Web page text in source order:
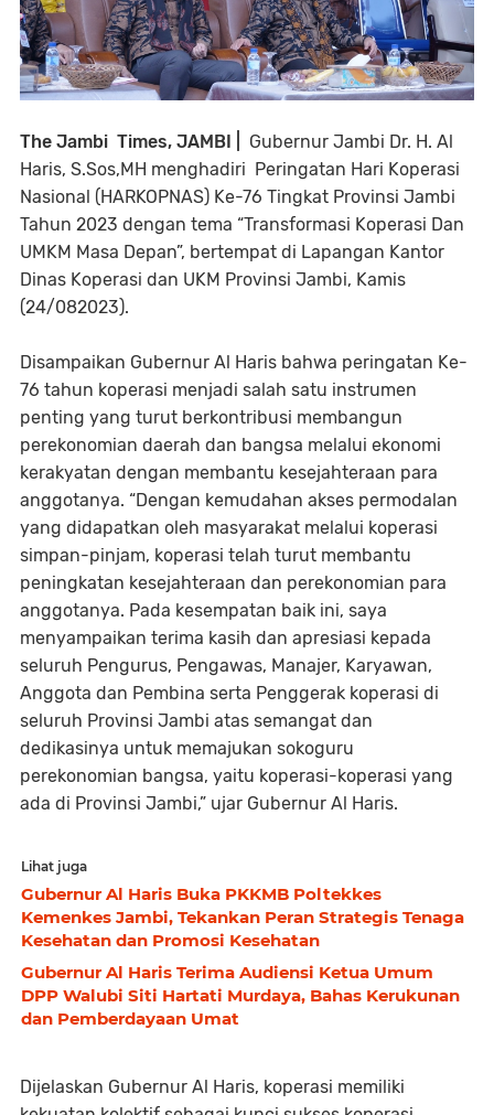
The Jambi Times, JAMBI | Gubernur Jambi Dr. H. Al
Haris, S.Sos,MH menghadiri Peringatan Hari Koperasi
Nasional (HARKOPNAS) Ke-76 Tingkat Provinsi Jambi
Tahun 2023 dengan tema “Transformasi Koperasi Dan
UMKM Masa Depan”, bertempat di Lapangan Kantor
Dinas Koperasi dan UKM Provinsi Jambi, Kamis
(24/082023).
Disampaikan Gubernur Al Haris bahwa peringatan Ke-
76 tahun koperasi menjadi salah satu instrumen
penting yang turut berkontribusi membangun
perekonomian daerah dan bangsa melalui ekonomi
kerakyatan dengan membantu kesejahteraan para
anggotanya. “Dengan kemudahan akses permodalan
yang didapatkan oleh masyarakat melalui koperasi
simpan-pinjam, koperasi telah turut membantu
peningkatan kesejahteraan dan perekonomian para
anggotanya. Pada kesempatan baik ini, saya
menyampaikan terima kasih dan apresiasi kepada
seluruh Pengurus, Pengawas, Manajer, Karyawan,
Anggota dan Pembina serta Penggerak koperasi di
seluruh Provinsi Jambi atas semangat dan
dedikasinya untuk memajukan sokoguru
perekonomian bangsa, yaitu koperasi-koperasi yang
ada di Provinsi Jambi,” ujar Gubernur Al Haris.
Lihat juga
Gubernur Al Haris Buka PKKMB Poltekkes
Kemenkes Jambi, Tekankan Peran Strategis Tenaga
Kesehatan dan Promosi Kesehatan
Gubernur Al Haris Terima Audiensi Ketua Umum
DPP Walubi Siti Hartati Murdaya, Bahas Kerukunan
dan Pemberdayaan Umat
Dijelaskan Gubernur Al Haris, koperasi memiliki